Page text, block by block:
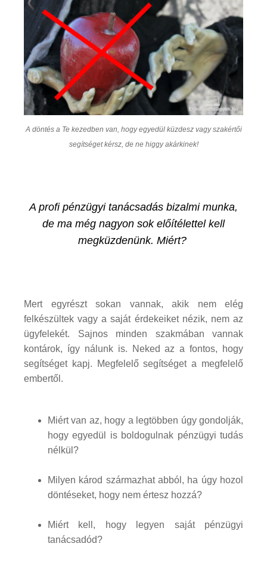
A döntés a Te kezedben van, hogy egyedül küzdesz vagy szakértői
segítséget kérsz, de ne higgy akárkinek!
A profi pénzügyi tanácsadás bizalmi munka,
de ma még nagyon sok előítélettel kell
megküzdenünk. Miért?
Mert egyrészt sokan vannak, akik nem elég
felkészültek vagy a saját érdekeiket nézik, nem az
ügyfelekét. Sajnos minden szakmában vannak
kontárok, így nálunk is. Neked az a fontos, hogy
segítséget kapj. Megfelelő segítséget a megfelelő
embertől.
Miért van az, hogy a legtöbben úgy gondolják,
hogy egyedül is boldogulnak pénzügyi tudás
nélkül?
Milyen károd származhat abból, ha úgy hozol
döntéseket, hogy nem értesz hozzá?
Miért kell, hogy legyen saját pénzügyi
tanácsadód?